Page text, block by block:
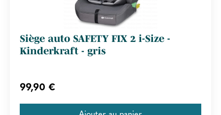
Siège auto SAFETY FIX 2 i-Size -
Kinderkraft - gris
99,90 €